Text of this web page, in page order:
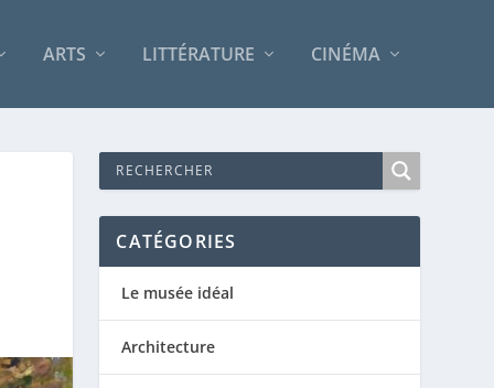
ARTS LITTÉRATURE CINÉMA
CATÉGORIES
Le musée idéal
Architecture